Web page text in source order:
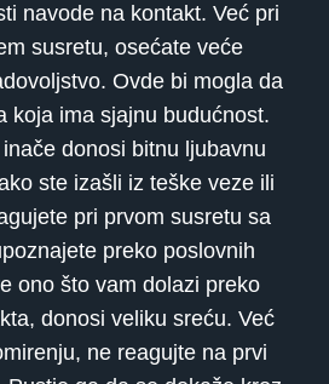
navode na kontakt. Već pri
susretu, osećate veće
Ovde bi mogla da
koja ima sjajnu budućnost.
donosi bitnu ljubavnu
ste izašli iz teške veze ili
pri prvom susretu sa
preko poslovnih
ono što vam dolazi preko
donosi veliku sreću. Već
ne reagujte na prvi